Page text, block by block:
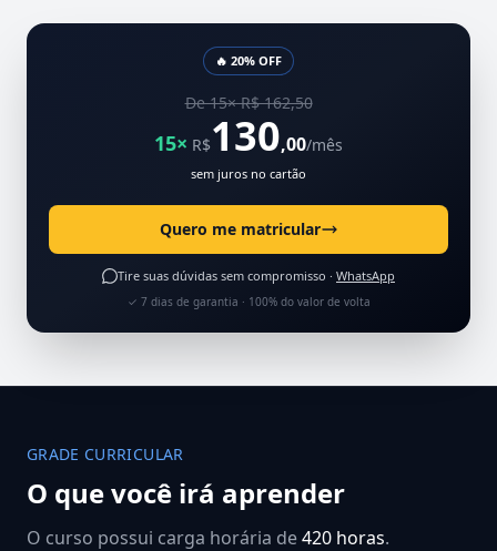
🔥 20% OFF
De 15× R$ 162,50
15× R$130,00/mês
sem juros no cartão
Quero me matricular
Tire suas dúvidas sem compromisso · WhatsApp
✓ 7 dias de garantia · 100% do valor de volta
GRADE CURRICULAR
O que você irá aprender
O curso possui carga horária de420 horas.